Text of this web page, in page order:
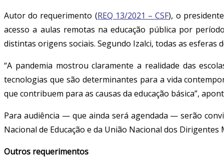
Autor do requerimento (REQ 13/2021 – CSF), o
acesso a aulas remotas na educação pública por
distintas origens sociais. Segundo Izalci, todas as
“A pandemia mostrou claramente a realidade das
tecnologias que são determinantes para a vida
que contribuem para as causas da educação básica”,
Para audiência — que ainda será agendada — serão
Nacional de Educação e da União Nacional dos Dirigentes
Outros requerimentos